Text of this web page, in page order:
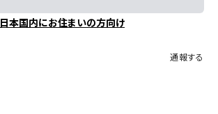
日本国内にお住まいの方向け
通報する